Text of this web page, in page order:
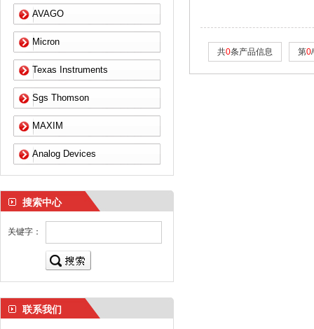
AVAGO
Micron
Texas Instruments
Sgs Thomson
MAXIM
Analog Devices
搜索中心
关键字：
联系我们
共0条产品信息 第0